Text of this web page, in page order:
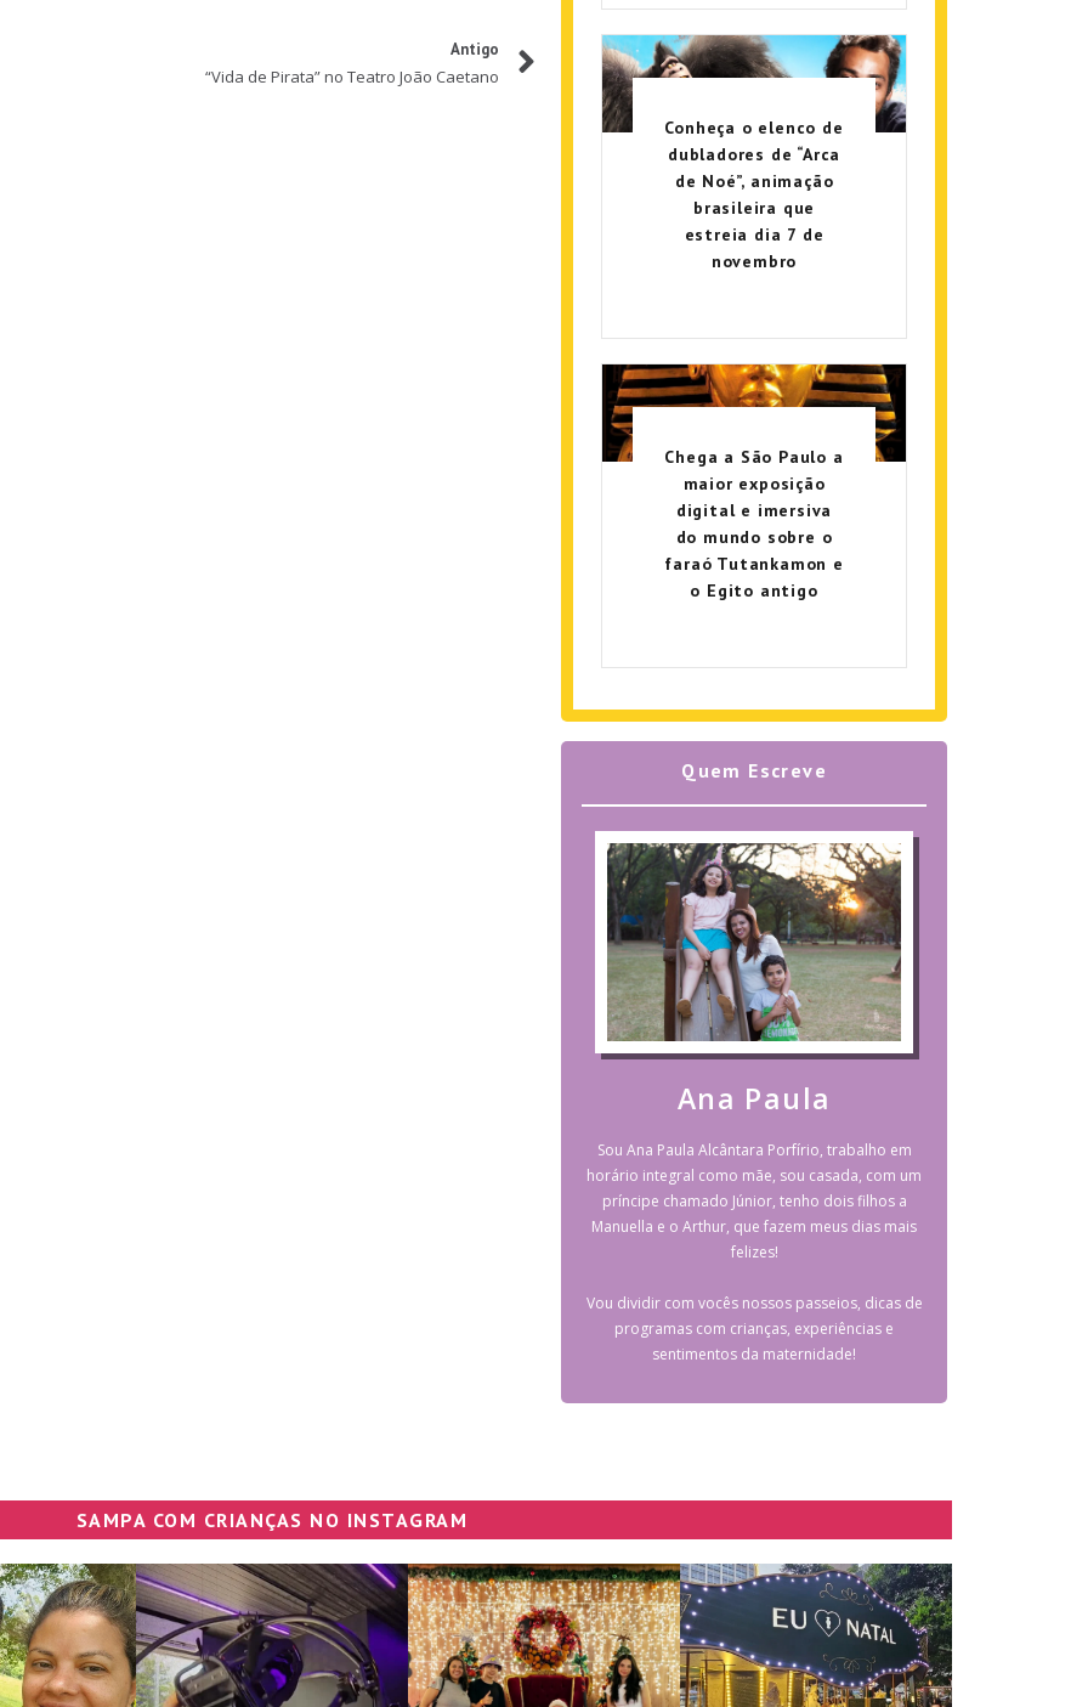
Antigo
“Vida de Pirata” no Teatro João Caetano
Conheça o elenco de
dubladores de “Arca
de Noé”, animação
brasileira que
estreia dia 7 de
novembro
Chega a São Paulo a
maior exposição
digital e imersiva
do mundo sobre o
faraó Tutankamon e
o Egito antigo
Quem Escreve
Ana Paula
Sou Ana Paula Alcântara Porfírio, trabalho em
horário integral como mãe, sou casada, com um
príncipe chamado Júnior, tenho dois filhos a
Manuella e o Arthur, que fazem meus dias mais
felizes!
Vou dividir com vocês nossos passeios, dicas de
programas com crianças, experiências e
sentimentos da maternidade!
SAMPA COM CRIANÇAS NO INSTAGRAM